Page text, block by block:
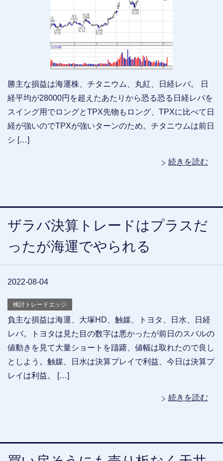
勝主な損益は海運株、チタニウム、丸紅、日経レバ。 日
経平均が28000円を超えたあたりから恐る恐る日経レバを
スイング用でロングとTPX先物もロング、TPXに比べて日
経が強いのでTPXが強いターンのため。チタニウムは前日
シ […]
続きを読む
ザラバ決算トレードはプラスだ
ったが海運でやられる
2022-08-04
検討トレードエッジ
負主な損益は海運、大塚HD、触媒、トヨタ、日水、日経
レバ。トヨタは見た目の数字は悪かったが前日のスバルの
値動きを見て大量ショートを躊躇、値幅は取れたので良し
としよう。触媒、日水は決算プレイで利益、今日は決算プ
レイは利益。 […]
続きを読む